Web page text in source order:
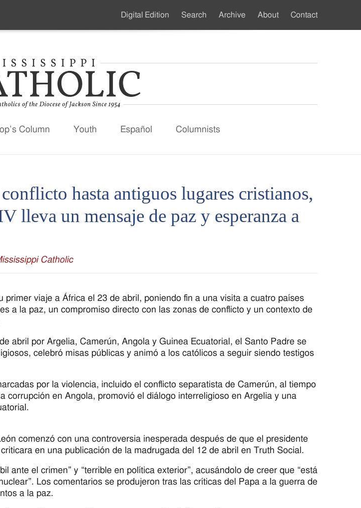
Column Youth Español Columnists
Secondary
Digital Edition Search Archive About Contact
hasta antiguos lugares cristianos,
lleva un mensaje de paz y esperanza a
Catholic
primer viaje a África el 23 de abril, poniendo fin a una visita a cuatro países
a la paz, un compromiso directo con las zonas de conflicto y un contexto de
abril por Argelia, Camerún, Angola y Guinea Ecuatorial, el Santo Padre se
celebró misas públicas y animó a los católicos a seguir siendo testigos
por la violencia, incluido el conflicto separatista de Camerún, al tiempo
corrupción en Angola, promovió el diálogo interreligioso en Argelia y una
comenzó con una controversia inesperada después de que el presidente
en una publicación de la madrugada del 12 de abril en Truth Social.
ante el crimen” y “terrible en política exterior”, acusándolo de creer que “está
Los comentarios se produjeron tras las críticas del Papa a la guerra de
a la paz.